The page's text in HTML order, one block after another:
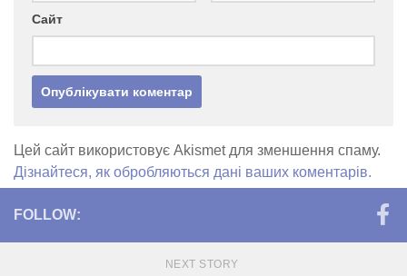
Сайт
Цей сайт використовує Akismet для зменшення спаму.
Дізнайтеся, як обробляються дані ваших коментарів.
FOLLOW:
NEXT STORY